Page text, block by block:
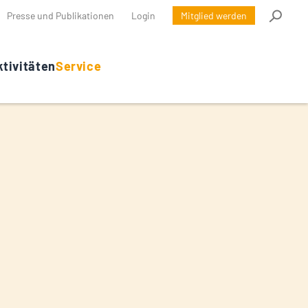
Presse und Publikationen Login Mitglied werden
Service